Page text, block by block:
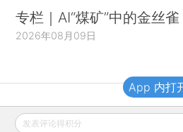
专栏｜AI“煤矿”中的金丝雀
2026年08月09日
财新移动
发表评论得积分
App 内打